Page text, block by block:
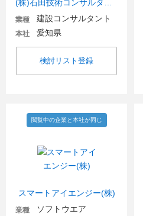
業種 建設コンサルタント
本社 愛知県
検討リスト登録
スマートアイエンジー(株)
閲覧中の企業と本社が同じ
業種 ソフトウエア